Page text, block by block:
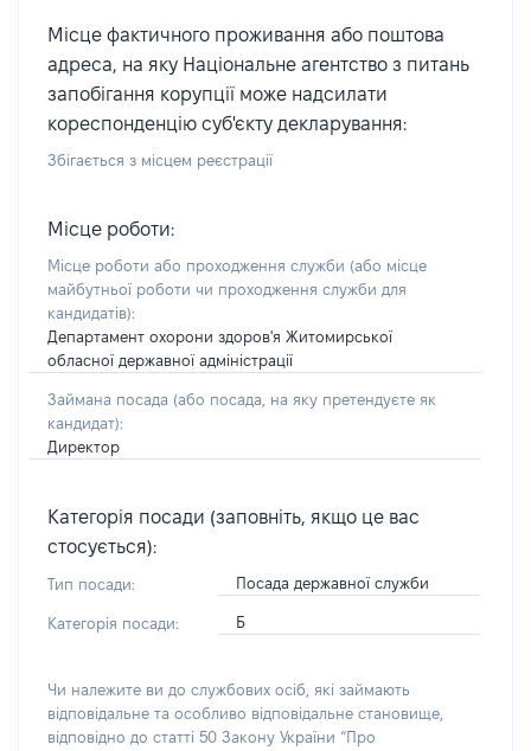
Місце фактичного проживання або поштова
адреса, на яку Національне агентство з питань
запобігання корупції може надсилати
кореспонденцію суб'єкту декларування:
Збігається з місцем реєстрації
Місце роботи:
Місце роботи або проходження служби (або місце
майбутньої роботи чи проходження служби для
кандидатів):
Департамент охорони здоров'я Житомирської
обласної державної адміністрації
Займана посада (або посада, на яку претендуєте як
кандидат):
Директор
Категорія посади (заповніть, якщо це вас
стосується):
Тип посади: Посада державної служби
Категорія посади: Б
Чи належите ви до службових осіб, які займають
відповідальне та особливо відповідальне становище,
відповідно до статті 50 Закону України “Про